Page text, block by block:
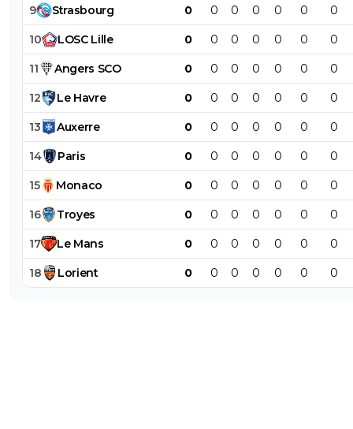
9 Strasbourg 0 0 0 0 0 0 0
10 LOSC Lille 0 0 0 0 0 0 0
11 Angers SCO 0 0 0 0 0 0 0
12 Le Havre 0 0 0 0 0 0 0
13 Auxerre 0 0 0 0 0 0 0
14 Paris 0 0 0 0 0 0 0
15 Monaco 0 0 0 0 0 0 0
16 Troyes 0 0 0 0 0 0 0
17 Le Mans 0 0 0 0 0 0 0
18 Lorient 0 0 0 0 0 0 0